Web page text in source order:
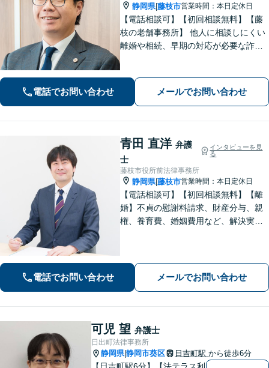
静岡県|藤枝市営業時間：本日定休日
【電話相談可】【初回相談無料】【藤
枝の老舗事務所】 他人に相談しにくい
離婚や相続、早期の対応が必要な詐欺
か」と悩まずに、まずはご相談くださ
い【弁護士3人在籍】
電話でお問い合わせ メールでお問い合わせ
青田 直洋 弁護
士
インタビューを見
る
藤枝市役所前法律事務所
静岡県|藤枝市営業時間：本日定休日
【電話相談可】【初回相談無料】【離
婚】不貞の慰謝料請求、財産分与、親
権、養育費、婚姻費用など、解決実績
ります【法テラス利用可】【藤枝市役
所裏】
電話でお問い合わせ メールでお問い合わせ
可児 望 弁護士
日出町法律事務所
静岡県|静岡市葵区 日吉町駅 から徒歩6分
【日吉町駅6分】【法テラス利